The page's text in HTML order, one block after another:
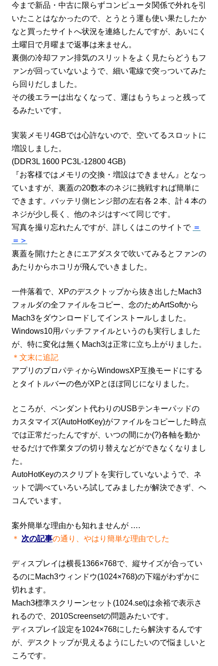
今まで新品・中古に限らずコンピュータ関係で外れを引
いたことはなかったので、とうとう運も使い果たしたか
なと買ったサイトへ状況を連絡したんですが、あいにく
土曜日で月曜まで返事は来ません。
裏側の冷却ファン排気のスリットをよく見たらどうもフ
ァンが回っていないようで、細い電線で突っついてみた
ら回りだしました。
その後エラーは出なくなって、運はもうちょっと残って
るみたいです。
実装メモリ4GBでは心許ないので、空いてるスロットに
増設しました。
(DDR3L 1600 PC3L-12800 4GB)
『お客様ではメモリの交換・増設はできません』となっ
ていますが、裏蓋の20数本のネジに挑戦すれば簡単に
できます。バッテリ側ヒンジ部の左右各２本、計４本の
ネジが少し長く、他のネジはすべて同じです。
写真を撮り忘れたんですが、詳しくはこのサイトで ＝
＝＞
裏蓋を開けたときにエアダスタで吹いてみるとファンの
あたりからホコリが飛んでいきました。
一件落着で、XPのデスクトップから抜き出したMach3
フォルダの全ファイルをコピー、念のためArtSoftから
Mach3をダウンロードしてインストールしました。
Windows10用パッチファイルというのも実行しました
が、特に変化は無くMach3は正常に立ち上がりました。
＊文末に追記
アプリのプロパティからWindowsXP互換モードにする
とタイトルバーの色がXPとほぼ同じになりました。
ところが、ペンダント代わりのUSBテンキーパッドの
カスタマイズ(AutoHotKey)がファイルをコピーした時点
では正常だったんですが、いつの間にか(?)各軸を動か
せるだけで作業タブの切り替えなどができなくなりまし
た。
AutoHotKeyのスクリプトを実行していないようで、ネ
ットで調べていろいろ試してみましたが解決できず 、ヘ
コんでいます。
案外簡単な理由かも知れませんが ….
＊ 次の記事の通り、やはり簡単な理由でした
ディスプレイは横長1366×768で、縦サイズが合ってい
るのにMach3ウィンドウ(1024×768)の下端がわずかに
切れます。
Mach3標準スクリーンセット(1024.set)は余裕で表示さ
れるので、2010Screensetの問題みたいです。
ディスプレイ設定を1024×768にしたら解決するんです
が、デスクトップが見えるようにしたいので悩ましいと
ころです。